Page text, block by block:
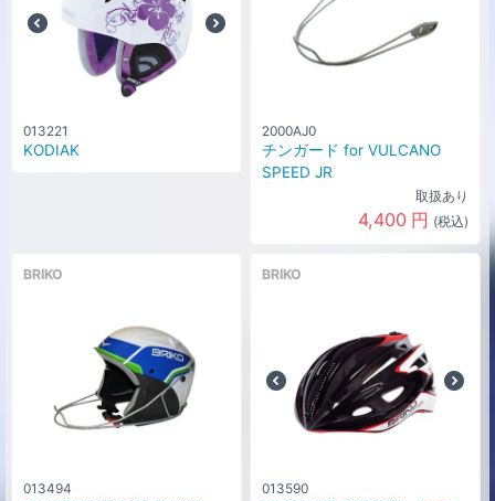
013221
KODIAK
2000AJ0
チンガード for VULCANO
SPEED JR
取扱あり
4,400 円 (税込)
BRIKO
013494
BRIKO
013590